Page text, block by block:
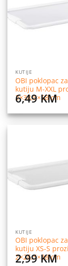
KUTIJE
OBI poklopac
kutiju M-XXL
2×38,5×58 cm
6,49KM
KUTIJE
OBI poklopac
kutiju XS-S
2×26,5×38 cm
2,99KM